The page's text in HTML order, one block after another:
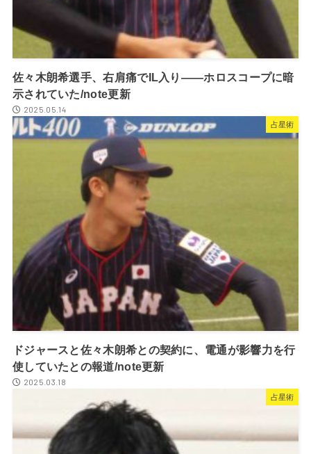
佐々木朗希選手、右肩痛でIL入り――ホロスコープに暗
示されていた/note更新
2025.05.14
占星術
ドジャースと佐々木朗希との契約に、電通が影響力を行
使していたとの報道/note更新
2025.03.18
占星術